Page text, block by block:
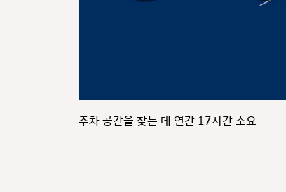
주차 공간을 찾는 데 연간 17시간 소요